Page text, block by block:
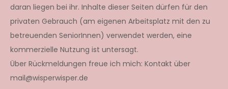
daran liegen bei ihr. Inhalte dieser Seiten dürfen für den
privaten Gebrauch (am eigenen Arbeitsplatz mit den zu
betreuenden SeniorInnen) verwendet werden, eine
kommerzielle Nutzung ist untersagt.
Über Rückmeldungen freue ich mich: Kontakt über
mail@wisperwisper.de